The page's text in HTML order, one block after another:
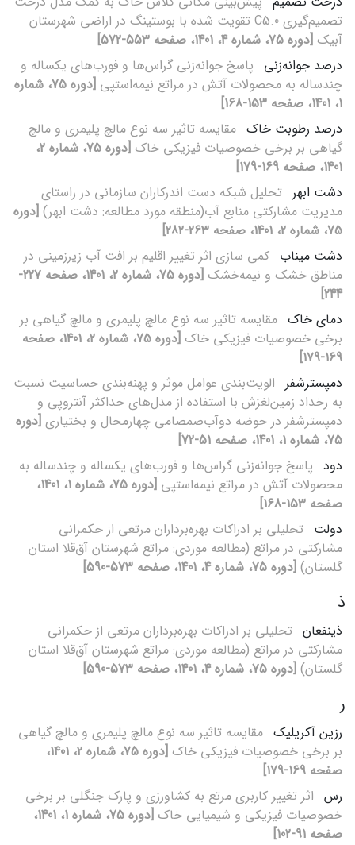
تصمیم‌گیری C5.0 تقویت شده با بوستینگ در اراضی شهرستان
آبیک [دوره 75، شماره 4، 1401، صفحه 553-572]
درصد جوانه‌زنی پاسخ جوانه‌زنی گراس‌ها و فورب‌های یکساله و
چندساله به محصولات آتش در مراتع نیمه‌استپی
[دوره 75، شماره
1، 1401، صفحه 153-168]
درصد رطوبت خاک مقایسه تاثیر سه نوع مالچ پلیمری و مالچ
گیاهی بر برخی خصوصیات فیزیکی خاک
[دوره 75، شماره 2،
1401، صفحه 169-179]
دشت ابهر تحلیل شبکه دست اندرکاران سازمانی در راستای
مدیریت مشارکتی منابع آب(منطقه مورد مطالعه: دشت ابهر) [دوره
75، شماره 2، 1401، صفحه 263-282]
دشت میناب کمی سازی اثر تغییر اقلیم بر افت آب زیر‌زمینی در
مناطق خشک و نیمه‌خشک
[دوره 75، شماره 2، 1401، صفحه 227-
244]
دمای خاک مقایسه تاثیر سه نوع مالچ پلیمری و مالچ گیاهی بر
برخی خصوصیات فیزیکی خاک
[دوره 75، شماره 2، 1401، صفحه
169-179]
دمپسترشفر الویت‌بندی عوامل موثر و پهنه‌بندی حساسیت نسبت
به رخداد زمین‌لغزش با استفاده از مدل‌های حداکثر آنتروپی و
دمپسترشفر در حوضه دوآب‌صمصامی چهارمحال و بختیاری [دوره
75، شماره 1، 1401، صفحه 51-72]
دود پاسخ جوانه‌زنی گراس‌ها و فورب‌های یکساله و چندساله به
محصولات آتش در مراتع نیمه‌استپی
[دوره 75، شماره 1، 1401،
صفحه 153-168]
دولت تحلیلی بر ادراکات بهره‌برداران مرتعی از حکمرانی
مشارکتی در مراتع (مطالعه‌ موردی: مراتع شهرستان آق‌قلا استان
گلستان) [دوره 75، شماره 4، 1401، صفحه 573-590]
ذ
ذینفعان تحلیلی بر ادراکات بهره‌برداران مرتعی از حکمرانی
مشارکتی در مراتع (مطالعه‌ موردی: مراتع شهرستان آق‌قلا استان
گلستان) [دوره 75، شماره 4، 1401، صفحه 573-590]
ر
رزین آکریلیک مقایسه تاثیر سه نوع مالچ پلیمری و مالچ گیاهی
بر برخی خصوصیات فیزیکی خاک
[دوره 75، شماره 2، 1401،
صفحه 169-179]
رس اثر تغییر کاربری مرتع به کشاورزی و پارک جنگلی بر برخی
خصوصیات فیزیکی و شیمیایی خاک
[دوره 75، شماره 1، 1401،
صفحه 91-102]